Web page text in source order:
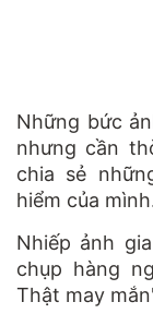
Những bức
nhưng cần
chia sẻ
hiểm của
Nhiếp ảnh
chụp hàng
Thật may